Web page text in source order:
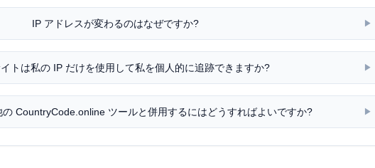
IP アドレスが変わるのはなぜですか? ▶
トは私の IP だけを使用して私を個人的に追跡できますか? ▶
の CountryCode.online ツールと併用するにはどうすればよいですか? ▶